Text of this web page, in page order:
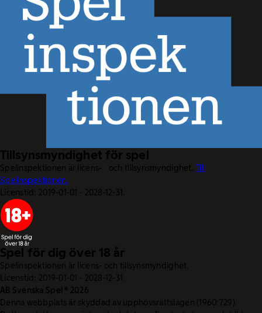
Tillsynsmyndighet för spel
Spelinspektionen är licens- och tillsynsmyndighet.Till
Spelinspektionen.
Licenstid: 2019-01-01 - 2028-12-31.
Spel för dig över 18 år
Spelinspektionen är licens- och tillsynsmyndighet.
Licenstid: 2019-01-01 - 2028-12-31.
AB Svenska Spel © 2026
Denna webbplats är skyddad av upphovsrättslagen (1960:729).